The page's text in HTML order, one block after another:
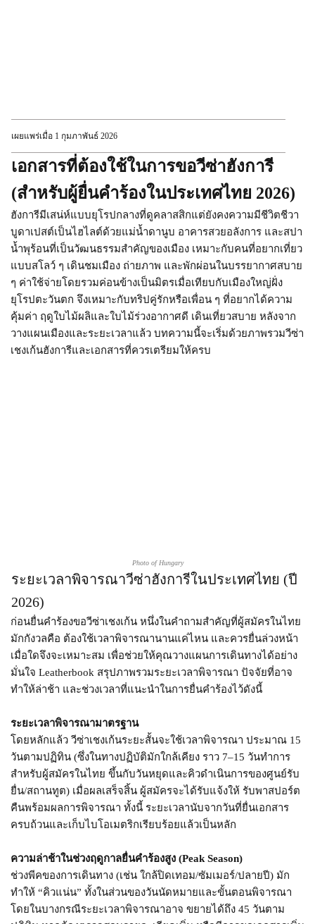
เผยแพร่เมื่อ 1 กุมภาพันธ์ 2026
เอกสารที่ต้องใช้ในการขอวีซ่าฮังการี
(สำหรับผู้ยื่นคำร้องในประเทศไทย 2026)
ฮังการีมีเสน่ห์แบบยุโรปกลางที่ดูคลาสสิกแต่ยังคงความมีชีวิตชีวา
บูดาเปสต์เป็นไฮไลต์ด้วยแม่น้ำดานูบ อาคารสวยอลังการ และสปา
น้ำพุร้อนที่เป็นวัฒนธรรมสำคัญของเมือง เหมาะกับคนที่อยากเที่ยว
แบบสโลว์ ๆ เดินชมเมือง ถ่ายภาพ และพักผ่อนในบรรยากาศสบาย
ๆ ค่าใช้จ่ายโดยรวมค่อนข้างเป็นมิตรเมื่อเทียบกับเมืองใหญ่ฝั่ง
ยุโรปตะวันตก จึงเหมาะกับทริปคู่รักหรือเพื่อน ๆ ที่อยากได้ความ
คุ้มค่า ฤดูใบไม้ผลิและใบไม้ร่วงอากาศดี เดินเที่ยวสบาย หลังจาก
วางแผนเมืองและระยะเวลาแล้ว บทความนี้จะเริ่มด้วยภาพรวมวีซ่า
เชงเก้นฮังการีและเอกสารที่ควรเตรียมให้ครบ
Photo of Hungary
ระยะเวลาพิจารณาวีซ่าฮังการีในประเทศไทย (ปี
2026)​
ก่อนยื่นคำร้องขอวีซ่าเชงเก้น หนึ่งในคำถามสำคัญที่ผู้สมัครในไทย
มักกังวลคือ ต้องใช้เวลาพิจารณานานแค่ไหน และควรยื่นล่วงหน้า
เมื่อใดจึงจะเหมาะสม เพื่อช่วยให้คุณวางแผนการเดินทางได้อย่าง
มั่นใจ Leatherbook สรุปภาพรวมระยะเวลาพิจารณา ปัจจัยที่อาจ
ทำให้ล่าช้า และช่วงเวลาที่แนะนำในการยื่นคำร้องไว้ดังนี้
ระยะเวลาพิจารณามาตรฐาน
โดยหลักแล้ว วีซ่าเชงเก้นระยะสั้นจะใช้เวลาพิจารณา ประมาณ 15
วันตามปฏิทิน (ซึ่งในทางปฏิบัติมักใกล้เคียง ราว 7–15 วันทำการ
สำหรับผู้สมัครในไทย ขึ้นกับวันหยุดและคิวดำเนินการของศูนย์รับ
ยื่น/สถานทูต) เมื่อผลเสร็จสิ้น ผู้สมัครจะได้รับแจ้งให้ รับพาสปอร์ต
คืนพร้อมผลการพิจารณา ทั้งนี้ ระยะเวลานับจากวันที่ยื่นเอกสาร
ครบถ้วนและเก็บไบโอเมตริกเรียบร้อยแล้วเป็นหลัก
ความล่าช้าในช่วงฤดูกาลยื่นคำร้องสูง (Peak Season)
ช่วงพีคของการเดินทาง (เช่น ใกล้ปิดเทอม/ซัมเมอร์/ปลายปี) มัก
ทำให้ “คิวแน่น” ทั้งในส่วนของวันนัดหมายและขั้นตอนพิจารณา
โดยในบางกรณีระยะเวลาพิจารณาอาจ ขยายได้ถึง 45 วันตาม